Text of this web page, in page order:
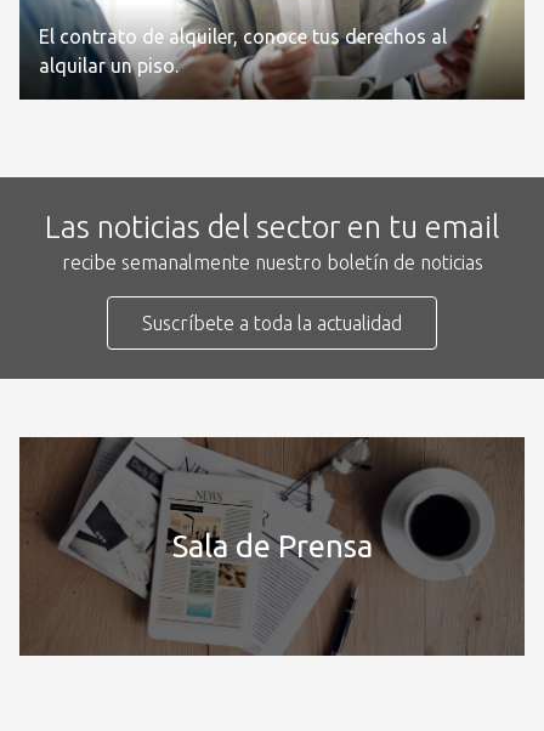
El contrato de alquiler, conoce tus derechos al
alquilar un piso.
Las noticias del sector en tu email
recibe semanalmente nuestro boletín de noticias
Suscríbete a toda la actualidad
Sala de Prensa